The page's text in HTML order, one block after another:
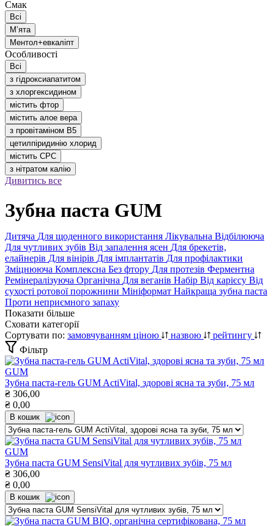
Смак
Всі
Мʼята
Ментол+евкаліпт
Особливості
Всі
з гідроксиапатитом
з хлоргексидином
містить фтор
містить алое вера
з провітаміном В5
цетилпіридинію хлорид
містить CPC
з нітратом калію
Дивитись все
Зубна паста GUM
Дитяча Для щоденного використання Лікувальна Відбілююча
Для чутливих зубів Від запалення ясен Для брекетів,
елайнерів Для вінірів Для імплантатів Для профілактики
Зміцнююча Комплексна Без фтору Для протезів Ферментна
Ремінералізуюча Органічна Для веганів Набір Від карієсу Від
сухості ротової порожнини Мініформат Найкраща зубна паста
Проти неприємного запаху
Показати більше
Сховати категорії
Сортувати по: замовчуванням ціною назвою
рейтингу
Фільтр
GUM
Зубна паста-гель GUM ActiVital, здорові ясна та зуби, 75 мл
₴ 306,00
₴ 0,00
В кошик
GUM
Зубна паста GUM SensiVital для чутливих зубів, 75 мл
₴ 306,00
₴ 0,00
В кошик